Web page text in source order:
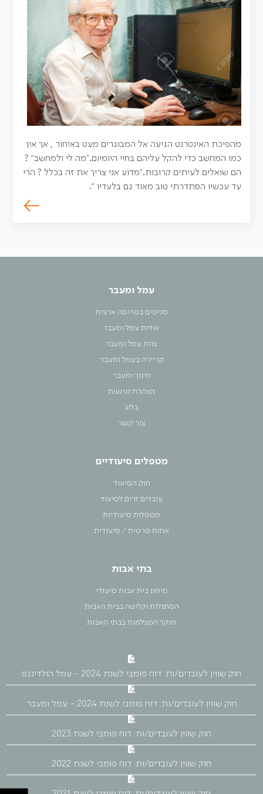
מהפיכת האינטרנט הגיעה אל המבוגרים מעט באיחור , אך אין
כמו המחשב כדי להקל עליהם בחיי היומיום."מה לי ולמחשב" ?
הם שואלים לעיתים קרובות."מדוע אני צריך את זה בכלל ? הרי
עד עכשיו הסתדרתי טוב מאוד גם בלעדיו ".
עמל ומעבר
סניפים בפריסה ארצית
אודות עמל ומעבר
צוות עמל ומעבר
קריירה בעמל ומעבר
חינוך ומעבר
הצהרת נגישות
בלוג
צור קשר
מטפלים סיעודיים
חוק הסיעוד
עובדים זרים לסיעוד
מטפלות סיעודיות
אחות פרטית / סיעודית
בתי אבות
מימון בית אבות סיעודי
הסתגלות וקליטה בבית האבות
מוקד המצלמות בבתי האבות
חוק שווין לעובדים/ות: דוח פומבי לשנת 2024 - עמל הולדינגס
חוק שווין לעובדים/ות: דוח פומבי לשנת 2024 - עמל ומעבר
חוק שווין לעובדים/ות: דוח פומבי לשנת 2023
חוק שווין לעובדים/ות: דוח פומבי לשנת 2022